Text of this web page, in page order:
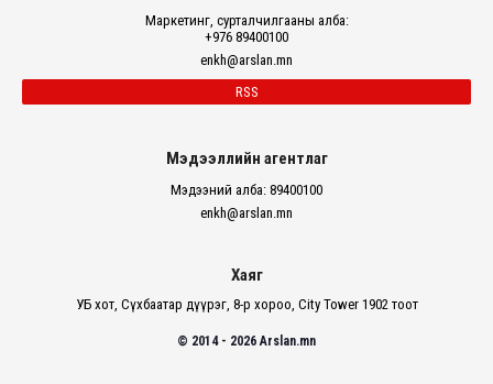
Маркетинг, сурталчилгааны алба:
+976 89400100
enkh@arslan.mn
RSS
Мэдээллийн агентлаг
Мэдээний алба: 89400100
enkh@arslan.mn
Хаяг
УБ хот, Сүхбаатар дүүрэг, 8-р хороо, City Tower 1902 тоот
© 2014 - 2026 Arslan.mn